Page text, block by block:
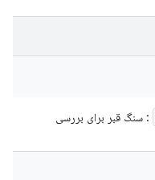
: سنگ قبر برای بررسی